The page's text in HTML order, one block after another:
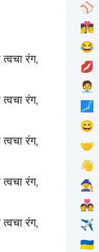
त्वचा रंग,
त्वचा रंग,
त्वचा रंग,
त्वचा रंग,
त्वचा रंग,
⚾
👩‍❤️‍💋‍👨
😂
💋
🧑‍💼
🗾
😄
🤝
👋
🧙
💑
✈️
🇺🇦